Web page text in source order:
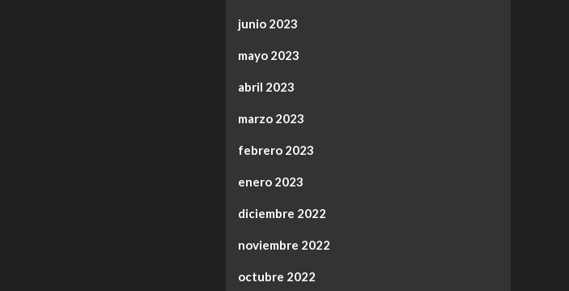
junio 2023
mayo 2023
abril 2023
marzo 2023
febrero 2023
enero 2023
diciembre 2022
noviembre 2022
octubre 2022